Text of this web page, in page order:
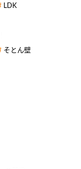
LDK
そとん壁